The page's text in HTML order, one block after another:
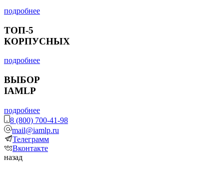
подробнее
ТОП-5
КОРПУСНЫХ
подробнее
ВЫБОР
IAMLP
подробнее
8 (800) 700-41-98
mail@iamlp.ru
Телеграмм
Вконтакте
назад